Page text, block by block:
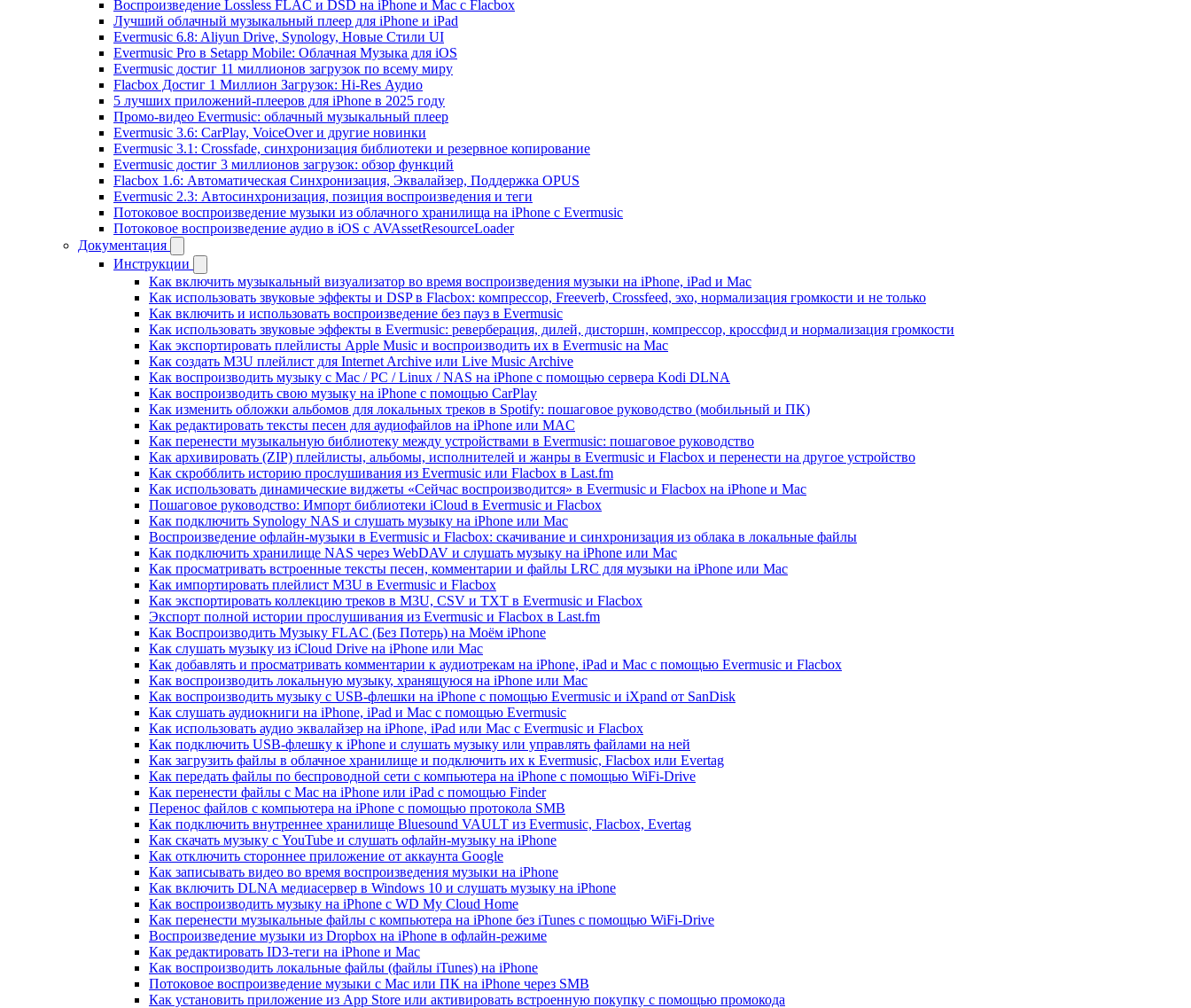
Воспроизведение Lossless FLAC и DSD на iPhone и Mac с Flacbox
Лучший облачный музыкальный плеер для iPhone и iPad
Evermusic 6.8: Aliyun Drive, Synology, Новые Стили UI
Evermusic Pro в Setapp Mobile: Облачная Музыка для iOS
Evermusic достиг 11 миллионов загрузок по всему миру
Flacbox Достиг 1 Миллион Загрузок: Hi-Res Аудио
5 лучших приложений-плееров для iPhone в 2025 году
Промо-видео Evermusic: облачный музыкальный плеер
Evermusic 3.6: CarPlay, VoiceOver и другие новинки
Evermusic 3.1: Crossfade, синхронизация библиотеки и резервное копирование
Evermusic достиг 3 миллионов загрузок: обзор функций
Flacbox 1.6: Автоматическая Синхронизация, Эквалайзер, Поддержка OPUS
Evermusic 2.3: Автосинхронизация, позиция воспроизведения и теги
Потоковое воспроизведение музыки из облачного хранилища на iPhone с Evermusic
Потоковое воспроизведение аудио в iOS с AVAssetResourceLoader
Документация
Инструкции
Как включить музыкальный визуализатор во время воспроизведения музыки на iPhone, iPad и Mac
Как использовать звуковые эффекты и DSP в Flacbox: компрессор, Freeverb, Crossfeed, эхо, нормализация громкости и не только
Как включить и использовать воспроизведение без пауз в Evermusic
Как использовать звуковые эффекты в Evermusic: реверберация, дилей, дисторшн, компрессор, кроссфид и нормализация громкости
Как экспортировать плейлисты Apple Music и воспроизводить их в Evermusic на Mac
Как создать M3U плейлист для Internet Archive или Live Music Archive
Как воспроизводить музыку с Mac / PC / Linux / NAS на iPhone с помощью сервера Kodi DLNA
Как воспроизводить свою музыку на iPhone с помощью CarPlay
Как изменить обложки альбомов для локальных треков в Spotify: пошаговое руководство (мобильный и ПК)
Как редактировать тексты песен для аудиофайлов на iPhone или MAC
Как перенести музыкальную библиотеку между устройствами в Evermusic: пошаговое руководство
Как архивировать (ZIP) плейлисты, альбомы, исполнителей и жанры в Evermusic и Flacbox и перенести на другое устройство
Как скробблить историю прослушивания из Evermusic или Flacbox в Last.fm
Как использовать динамические виджеты «Сейчас воспроизводится» в Evermusic и Flacbox на iPhone и Mac
Пошаговое руководство: Импорт библиотеки iCloud в Evermusic и Flacbox
Как подключить Synology NAS и слушать музыку на iPhone или Mac
Воспроизведение офлайн-музыки в Evermusic и Flacbox: скачивание и синхронизация из облака в локальные файлы
Как подключить хранилище NAS через WebDAV и слушать музыку на iPhone или Mac
Как просматривать встроенные тексты песен, комментарии и файлы LRC для музыки на iPhone или Mac
Как импортировать плейлист M3U в Evermusic и Flacbox
Как экспортировать коллекцию треков в M3U, CSV и TXT в Evermusic и Flacbox
Экспорт полной истории прослушивания из Evermusic и Flacbox в Last.fm
Как Воспроизводить Музыку FLAC (Без Потерь) на Моём iPhone
Как слушать музыку из iCloud Drive на iPhone или Mac
Как добавлять и просматривать комментарии к аудиотрекам на iPhone, iPad и Mac с помощью Evermusic и Flacbox
Как воспроизводить локальную музыку, хранящуюся на iPhone или Mac
Как воспроизводить музыку с USB-флешки на iPhone с помощью Evermusic и iXpand от SanDisk
Как слушать аудиокниги на iPhone, iPad и Mac с помощью Evermusic
Как использовать аудио эквалайзер на iPhone, iPad или Mac с Evermusic и Flacbox
Как подключить USB-флешку к iPhone и слушать музыку или управлять файлами на ней
Как загрузить файлы в облачное хранилище и подключить их к Evermusic, Flacbox или Evertag
Как передать файлы по беспроводной сети с компьютера на iPhone с помощью WiFi-Drive
Как перенести файлы с Mac на iPhone или iPad с помощью Finder
Перенос файлов с компьютера на iPhone с помощью протокола SMB
Как подключить внутреннее хранилище Bluesound VAULT из Evermusic, Flacbox, Evertag
Как скачать музыку с YouTube и слушать офлайн-музыку на iPhone
Как отключить стороннее приложение от аккаунта Google
Как записывать видео во время воспроизведения музыки на iPhone
Как включить DLNA медиасервер в Windows 10 и слушать музыку на iPhone
Как воспроизводить музыку на iPhone с WD My Cloud Home
Как перенести музыкальные файлы с компьютера на iPhone без iTunes с помощью WiFi-Drive
Воспроизведение музыки из Dropbox на iPhone в офлайн-режиме
Как редактировать ID3-теги на iPhone и Mac
Как воспроизводить локальные файлы (файлы iTunes) на iPhone
Потоковое воспроизведение музыки с Mac или ПК на iPhone через SMB
Как установить приложение из App Store или активировать встроенную покупку с помощью промокода